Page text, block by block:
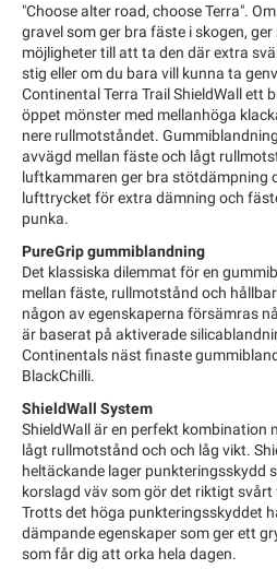
"Choose alter road, choose Terra".
gravel som ger bra fäste i skogen,
möjligheter till att ta den där extra
stig eller om du bara vill kunna ta
Continental Terra Trail ShieldWall ett
öppet mönster med mellanhöga
nere rullmotståndet.
avvägd mellan fäste och lågt
luftkammaren ger bra stötdämpning
lufttrycket för extra dämning och
punka.
PureGrip gummiblandning
Det klassiska dilemmat för en
mellan fäste, rullmotstånd och
någon av egenskaperna försämras
är baserat på aktiverade
Continentals näst finaste
BlackChilli.
ShieldWall System
ShieldWall är en perfekt kombination
lågt rullmotstånd och och låg vikt.
heltäckande lager punkteringsskydd
korslagd väv som gör det riktigt
Trotts det höga punkteringsskyddet
dämpande egenskaper som ger ett
som får dig att orka hela dagen.